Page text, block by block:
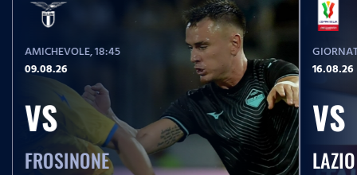
AMICHEVOLE, 18:45
09.08.26
VS
FROSINONE
16.08.26
VS
LAZIO